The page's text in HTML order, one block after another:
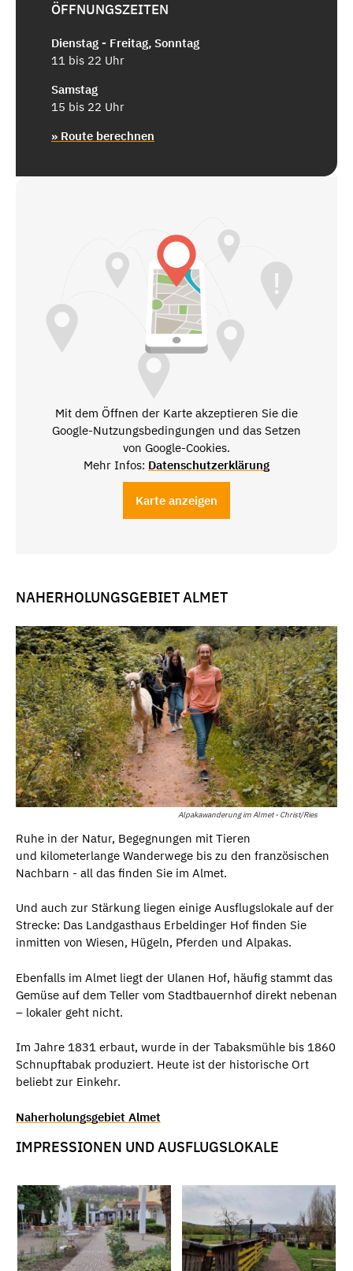
ÖFFNUNGSZEITEN
Dienstag - Freitag, Sonntag
11 bis 22 Uhr
Samstag
15 bis 22 Uhr
» Route berechnen
Mit dem Öffnen der Karte akzeptieren Sie die
Google-Nutzungsbedingungen und das Setzen
von Google-Cookies.
Mehr Infos: Datenschutzerklärung
Karte anzeigen
NAHERHOLUNGSGEBIET ALMET
Alpakawanderung im Almet - Christ/Ries
Ruhe in der Natur, Begegnungen mit Tieren
und kilometerlange Wanderwege bis zu den französischen
Nachbarn - all das finden Sie im Almet.
Und auch zur Stärkung liegen einige Ausflugslokale auf der
Strecke: Das Landgasthaus Erbeldinger Hof finden Sie
inmitten von Wiesen, Hügeln, Pferden und Alpakas.
Ebenfalls im Almet liegt der Ulanen Hof, häufig stammt das
Gemüse auf dem Teller vom Stadtbauernhof direkt nebenan
– lokaler geht nicht.
Im Jahre 1831 erbaut, wurde in der Tabaksmühle bis 1860
Schnupftabak produziert. Heute ist der historische Ort
beliebt zur Einkehr.
Naherholungsgebiet Almet
IMPRESSIONEN UND AUSFLUGSLOKALE